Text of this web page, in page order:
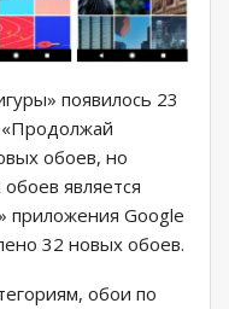
появилось 23
«Продолжай
обоев, но
является
приложения Google
32 новых обоев.
обои по